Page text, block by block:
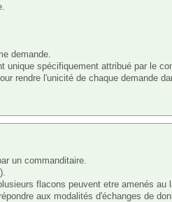
demande.
spécifiquement attribué par le
rendre l'unicité de chaque demande
flacons peuvent etre amenés au
aux modalités d'échanges de